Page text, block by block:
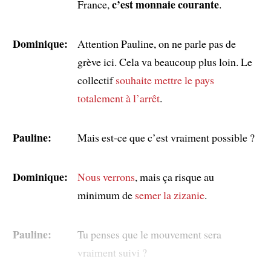
France, c’est monnaie courante.
Dominique:
Attention Pauline, on ne parle pas de
grève ici. Cela va beaucoup plus loin. Le
collectifsouhaite mettre le pays
totalement à l’arrêt.
Pauline: Mais est-ce que c’est vraiment possible ?
Dominique: Nous verrons, mais ça risque au
minimum de semer la zizanie.
Pauline:
Tu penses que le mouvement sera
vraiment suivi ?